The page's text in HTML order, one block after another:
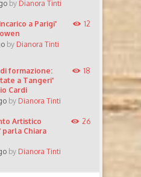
by Dianora Tinti
a Parigi'
by Dianora Tinti
12
formazione:
a Tangeri'
Cardi
by Dianora Tinti
18
Artistico
Chiara
by Dianora Tinti
26